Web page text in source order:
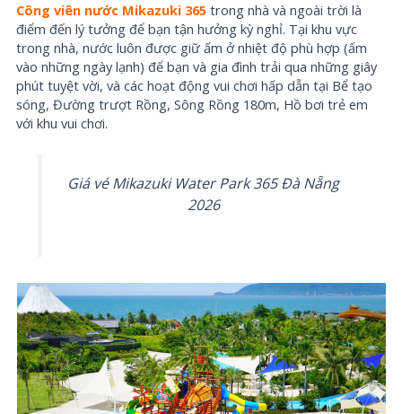
Công viên nước Mikazuki 365 trong nhà và ngoài trời là
điểm đến lý tưởng để bạn tận hưởng kỳ nghỉ. Tại khu vực
trong nhà, nước luôn được giữ ấm ở nhiệt độ phù hợp (ấm
vào những ngày lạnh) để bạn và gia đình trải qua những giây
phút tuyệt vời, và các hoạt động vui chơi hấp dẫn tại Bể tạo
sóng, Đường trượt Rồng, Sông Rồng 180m, Hồ bơi trẻ em
với khu vui chơi.
Giá vé Mikazuki Water Park 365 Đà Nẵng
2026